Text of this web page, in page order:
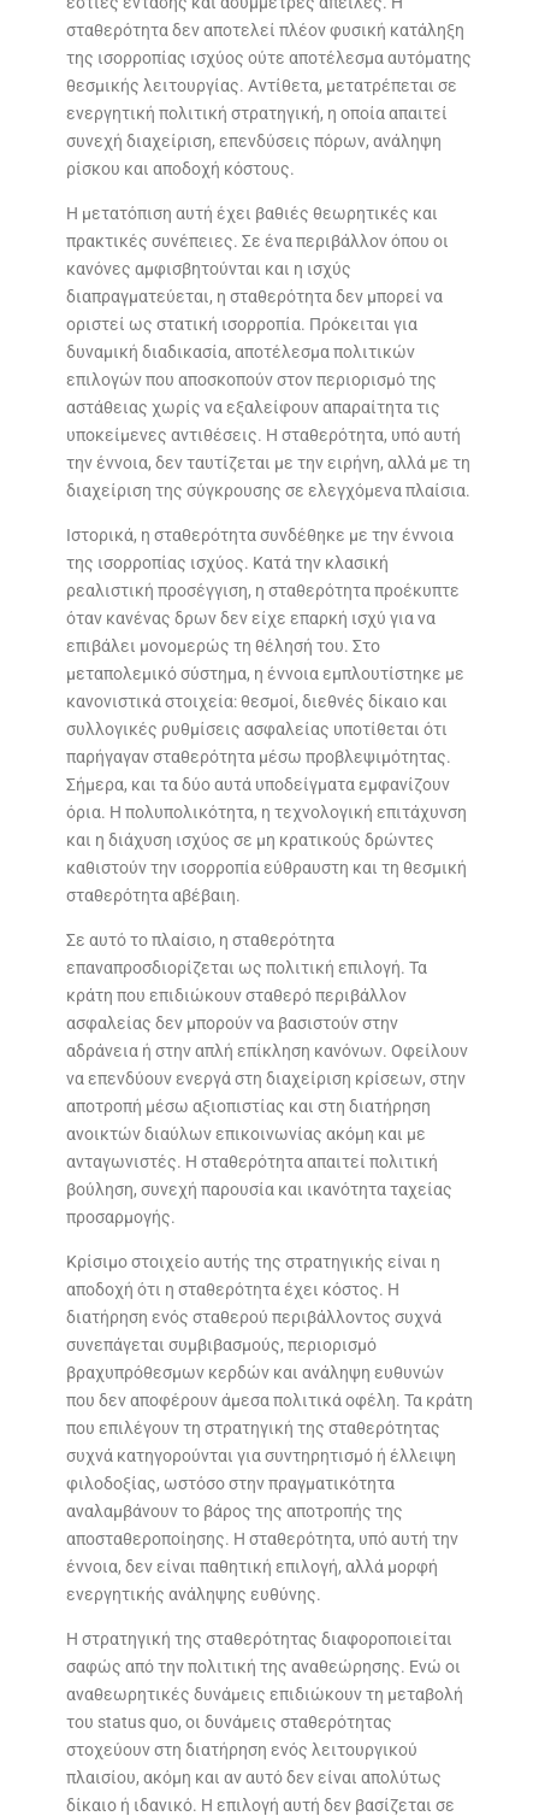
σταθερότητα δεν αποτελεί πλέον φυσική κατάληξη
της ισορροπίας ισχύος ούτε αποτέλεσμα αυτόματης
θεσμικής λειτουργίας. Αντίθετα, μετατρέπεται σε
ενεργητική πολιτική στρατηγική, η οποία απαιτεί
συνεχή διαχείριση, επενδύσεις πόρων, ανάληψη
ρίσκου και αποδοχή κόστους.
Η μετατόπιση αυτή έχει βαθιές θεωρητικές και
πρακτικές συνέπειες. Σε ένα περιβάλλον όπου οι
κανόνες αμφισβητούνται και η ισχύς
διαπραγματεύεται, η σταθερότητα δεν μπορεί να
οριστεί ως στατική ισορροπία. Πρόκειται για
δυναμική διαδικασία, αποτέλεσμα πολιτικών
επιλογών που αποσκοπούν στον περιορισμό της
αστάθειας χωρίς να εξαλείφουν απαραίτητα τις
υποκείμενες αντιθέσεις. Η σταθερότητα, υπό αυτή
την έννοια, δεν ταυτίζεται με την ειρήνη, αλλά με τη
διαχείριση της σύγκρουσης σε ελεγχόμενα πλαίσια.
Ιστορικά, η σταθερότητα συνδέθηκε με την έννοια
της ισορροπίας ισχύος. Κατά την κλασική
ρεαλιστική προσέγγιση, η σταθερότητα προέκυπτε
όταν κανένας δρων δεν είχε επαρκή ισχύ για να
επιβάλει μονομερώς τη θέλησή του. Στο
μεταπολεμικό σύστημα, η έννοια εμπλουτίστηκε με
κανονιστικά στοιχεία: θεσμοί, διεθνές δίκαιο και
συλλογικές ρυθμίσεις ασφαλείας υποτίθεται ότι
παρήγαγαν σταθερότητα μέσω προβλεψιμότητας.
Σήμερα, και τα δύο αυτά υποδείγματα εμφανίζουν
όρια. Η πολυπολικότητα, η τεχνολογική επιτάχυνση
και η διάχυση ισχύος σε μη κρατικούς δρώντες
καθιστούν την ισορροπία εύθραυστη και τη θεσμική
σταθερότητα αβέβαιη.
Σε αυτό το πλαίσιο, η σταθερότητα
επαναπροσδιορίζεται ως πολιτική επιλογή. Τα
κράτη που επιδιώκουν σταθερό περιβάλλον
ασφαλείας δεν μπορούν να βασιστούν στην
αδράνεια ή στην απλή επίκληση κανόνων. Οφείλουν
να επενδύουν ενεργά στη διαχείριση κρίσεων, στην
αποτροπή μέσω αξιοπιστίας και στη διατήρηση
ανοικτών διαύλων επικοινωνίας ακόμη και με
ανταγωνιστές. Η σταθερότητα απαιτεί πολιτική
βούληση, συνεχή παρουσία και ικανότητα ταχείας
προσαρμογής.
Κρίσιμο στοιχείο αυτής της στρατηγικής είναι η
αποδοχή ότι η σταθερότητα έχει κόστος. Η
διατήρηση ενός σταθερού περιβάλλοντος συχνά
συνεπάγεται συμβιβασμούς, περιορισμό
βραχυπρόθεσμων κερδών και ανάληψη ευθυνών
που δεν αποφέρουν άμεσα πολιτικά οφέλη. Τα κράτη
που επιλέγουν τη στρατηγική της σταθερότητας
συχνά κατηγορούνται για συντηρητισμό ή έλλειψη
φιλοδοξίας, ωστόσο στην πραγματικότητα
αναλαμβάνουν το βάρος της αποτροπής της
αποσταθεροποίησης. Η σταθερότητα, υπό αυτή την
έννοια, δεν είναι παθητική επιλογή, αλλά μορφή
ενεργητικής ανάληψης ευθύνης.
Η στρατηγική της σταθερότητας διαφοροποιείται
σαφώς από την πολιτική της αναθεώρησης. Ενώ οι
αναθεωρητικές δυνάμεις επιδιώκουν τη μεταβολή
του status quo, οι δυνάμεις σταθερότητας
στοχεύουν στη διατήρηση ενός λειτουργικού
πλαισίου, ακόμη και αν αυτό δεν είναι απολύτως
δίκαιο ή ιδανικό. Η επιλογή αυτή δεν βασίζεται σε